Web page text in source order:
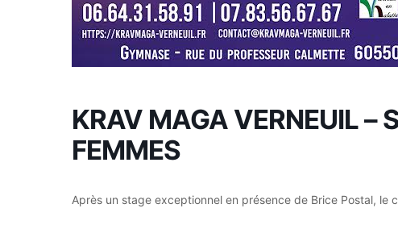
KRAV MAGA VERNEUIL –
FEMMES
Après un stage exceptionnel en présence de Brice Postal, le